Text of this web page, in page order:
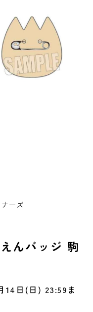
ーズ
んバッジ 駒
14日(日) 23:59ま